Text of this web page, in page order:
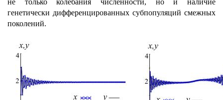
не только колебания численности, но и наличие
генетически дифференцированных субпопуляций смежных
поколений.